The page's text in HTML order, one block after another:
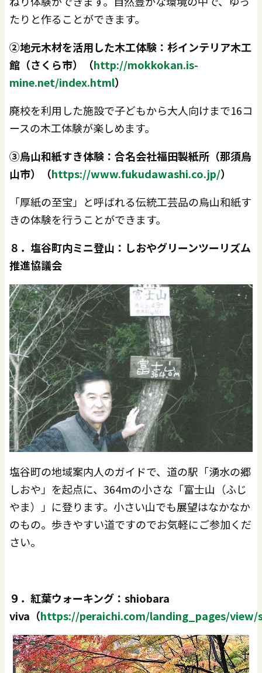
たりと作ることができます。
②地元木材を活用した木工体験：杉インテリア木工
館（さくら市）（http://mokkokan.is-
mine.net/index.html）
廃校を利用した施設で子どもから大人向けまで16コ
ースの木工体験が楽しめます。
③烏山和紙すき体験：合名会社福田製紙所（那須烏
山市）（https://www.fukudawashi.co.jp/）
「厚紙の至宝」と呼ばれる伝統工芸品の烏山和紙す
きの体験を行うことができます。
８．塩谷町内ミニ登山：しおやグリーンツーリズム
推進協議会
塩谷町の地域案内人のガイドで、道の駅「湧水の郷
しおや」を起点に、364mの小さな「富士山（ふじ
やま）」に登ります。小さい山でも展望はなかなか
のもの。歩きやすい道ですのでお気軽にご参加くだ
さい。
９．紅葉ウォーキング：shiobara
viva （https://peraichi.com/landing_pages/view/